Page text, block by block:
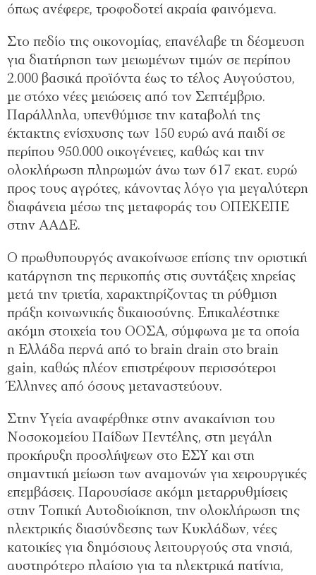
όπως ανέφερε, τροφοδοτεί ακραία φαινόμενα.
Στο πεδίο της οικονομίας, επανέλαβε τη δέσμευση
για διατήρηση των μειωμένων τιμών σε περίπου
2.000 βασικά προϊόντα έως το τέλος Αυγούστου,
με στόχο νέες μειώσεις από τον Σεπτέμβριο.
Παράλληλα, υπενθύμισε την καταβολή της
έκτακτης ενίσχυσης των 150 ευρώ ανά παιδί σε
περίπου 950.000 οικογένειες, καθώς και την
ολοκλήρωση πληρωμών άνω των 617 εκατ. ευρώ
προς τους αγρότες, κάνοντας λόγο για μεγαλύτερη
διαφάνεια μέσω της μεταφοράς του ΟΠΕΚΕΠΕ
στην ΑΑΔΕ.
Ο πρωθυπουργός ανακοίνωσε επίσης την οριστική
κατάργηση της περικοπής στις συντάξεις χηρείας
μετά την τριετία, χαρακτηρίζοντας τη ρύθμιση
πράξη κοινωνικής δικαιοσύνης. Επικαλέστηκε
ακόμη στοιχεία του ΟΟΣΑ, σύμφωνα με τα οποία
η Ελλάδα περνά από το brain drain στο brain
gain, καθώς πλέον επιστρέφουν περισσότεροι
Έλληνες από όσους μεταναστεύουν.
Στην Υγεία αναφέρθηκε στην ανακαίνιση του
Νοσοκομείου Παίδων Πεντέλης, στη μεγάλη
προκήρυξη προσλήψεων στο ΕΣΥ και στη
σημαντική μείωση των αναμονών για χειρουργικές
επεμβάσεις. Παρουσίασε ακόμη μεταρρυθμίσεις
στην Τοπική Αυτοδιοίκηση, την ολοκλήρωση της
ηλεκτρικής διασύνδεσης των Κυκλάδων, νέες
κατοικίες για δημόσιους λειτουργούς στα νησιά,
αυστηρότερο πλαίσιο για τα ηλεκτρικά πατίνια,